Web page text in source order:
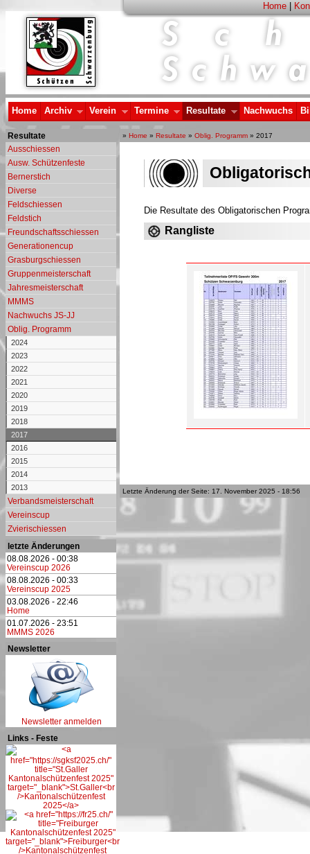
Home|
Home Archiv Verein Termine Resultate Nachwuchs
Resultate
Ausschiessen
Ausw. Schützenfeste
Bernerstich
Diverse
Feldschiessen
Feldstich
Freundschaftsschiessen
Generationencup
Grasburgschiessen
Gruppenmeisterschaft
Jahresmeisterschaft
MMMS
Nachwuchs JS-JJ
Oblig. Programm
2024
2023
2022
2021
2020
2019
2018
2017
2016
2015
2014
2013
Verbandsmeisterschaft
Vereinscup
Zvierischiessen
letzte Änderungen
08.08.2026 - 00:38
Vereinscup 2026
08.08.2026 - 00:33
Vereinscup 2025
03.08.2026 - 22:46
Home
01.07.2026 - 23:51
MMMS 2026
Newsletter
Newsletter anmelden
Links - Feste
» Home » Resultate » Oblig. Programm » 2017
Die Resultate des Obligatorischen
Rangliste
Letzte Änderung der Seite: 17. November 2025 - 18:56